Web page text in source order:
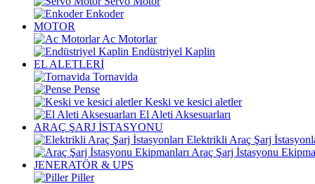
Enkoder
MOTOR
Ac Motorlar
Endüstriyel Kaplin
EL ALETLERİ
Tornavida
Pense
Keski ve kesici aletler
El Aleti Aksesuarları
ARAÇ ŞARJ İSTASYONU
Elektrikli Araç Şarj
Araç Şarj İstasyonu
JENERATÖR & UPS
Piller